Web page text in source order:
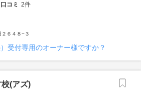
口コミ 2件
６４８−３
受付専用のオーナー様ですか？
(アズ)